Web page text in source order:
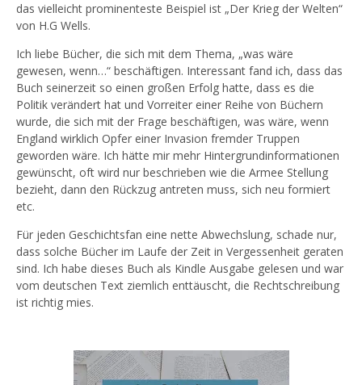
das vielleicht prominenteste Beispiel ist „Der Krieg der Welten“
von H.G Wells.
Ich liebe Bücher, die sich mit dem Thema, „was wäre
gewesen, wenn…“ beschäftigen. Interessant fand ich, dass das
Buch seinerzeit so einen großen Erfolg hatte, dass es die
Politik verändert hat und Vorreiter einer Reihe von Büchern
wurde, die sich mit der Frage beschäftigen, was wäre, wenn
England wirklich Opfer einer Invasion fremder Truppen
geworden wäre. Ich hätte mir mehr Hintergrundinformationen
gewünscht, oft wird nur beschrieben wie die Armee Stellung
bezieht, dann den Rückzug antreten muss, sich neu formiert
etc.
Für jeden Geschichtsfan eine nette Abwechslung, schade nur,
dass solche Bücher im Laufe der Zeit in Vergessenheit geraten
sind. Ich habe dieses Buch als Kindle Ausgabe gelesen und war
vom deutschen Text ziemlich enttäuscht, die Rechtschreibung
ist richtig mies.